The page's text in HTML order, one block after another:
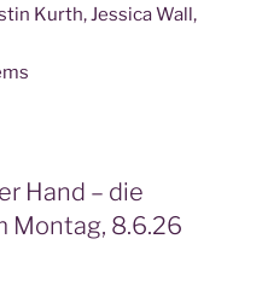
Kurth, Jes­si­ca Wall,
Hand – die
Montag, 8.6.26